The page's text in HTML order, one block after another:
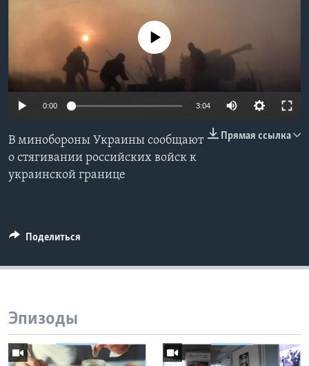
Learning English
СОЦИАЛЬНЫЕ СЕТИ
No media source currently available
0:00 3:04
Прямая ссылка
В минобороны Украины сообщают
о стягивании российских войск к
украинской границе
Поделиться
Эпизоды